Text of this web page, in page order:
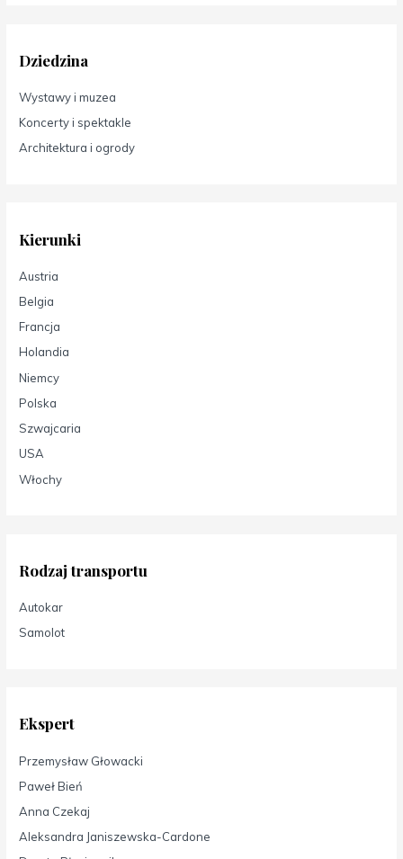
Dziedzina
Wystawy i muzea
Koncerty i spektakle
Architektura i ogrody
Kierunki
Austria
Belgia
Francja
Holandia
Niemcy
Polska
Szwajcaria
USA
Włochy
Rodzaj transportu
Autokar
Samolot
Ekspert
Przemysław Głowacki
Paweł Bień
Anna Czekaj
Aleksandra Janiszewska-Cardone